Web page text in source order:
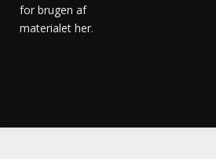
for brugen af
materialet her.